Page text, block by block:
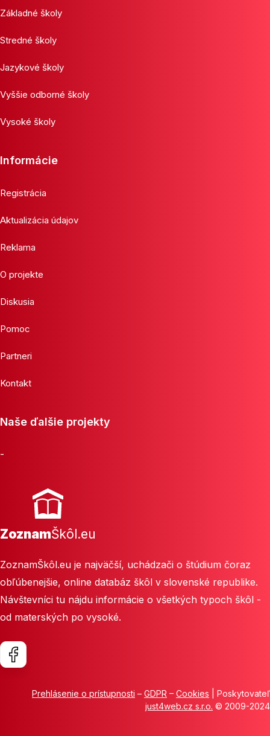
Základné školy
Stredné školy
Jazykové školy
Vyššie odborné školy
Vysoké školy
Informácie
Registrácia
Aktualizácia údajov
Reklama
O projekte
Diskusia
Pomoc
Partneri
Kontakt
Naše ďalšie projekty
-
ZoznamŠkôl.eu
ZoznamŠkôl.eu je najväčší, uchádzači o štúdium čoraz
obľúbenejšie, online databáz škôl v slovenské republike.
Návštevníci tu nájdu informácie o všetkých typoch škôl -
od materských po vysoké.
Prehlásenie o prístupnosti – GDPR – Cookies | Poskytovateľ
just4web.cz s.r.o. © 2009-2024